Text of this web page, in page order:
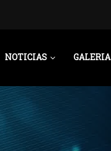
NOTICIAS GALERIA